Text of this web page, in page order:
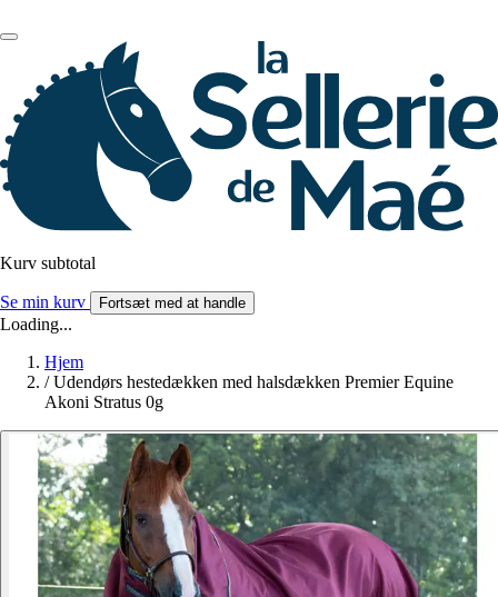
Kurv subtotal
Se min kurv Fortsæt med at handle
Loading...
Hjem
/ Udendørs hestedækken med halsdækken Premier Equine
Akoni Stratus 0g